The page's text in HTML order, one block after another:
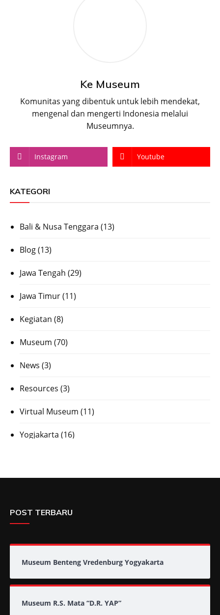
Ke Museum
Komunitas yang dibentuk untuk lebih mendekat,
mengenal dan mengerti Indonesia melalui
Museumnya.
Instagram Youtube
KATEGORI
Bali & Nusa Tenggara (13)
Blog(13)
Jawa Tengah (29)
Jawa Timur(11)
Kegiatan (8)
Museum (70)
News (3)
Resources (3)
Virtual Museum (11)
Yogjakarta (16)
POST TERBARU
Museum Benteng Vredenburg Yogyakarta
Museum R.S. Mata “D.R. YAP”